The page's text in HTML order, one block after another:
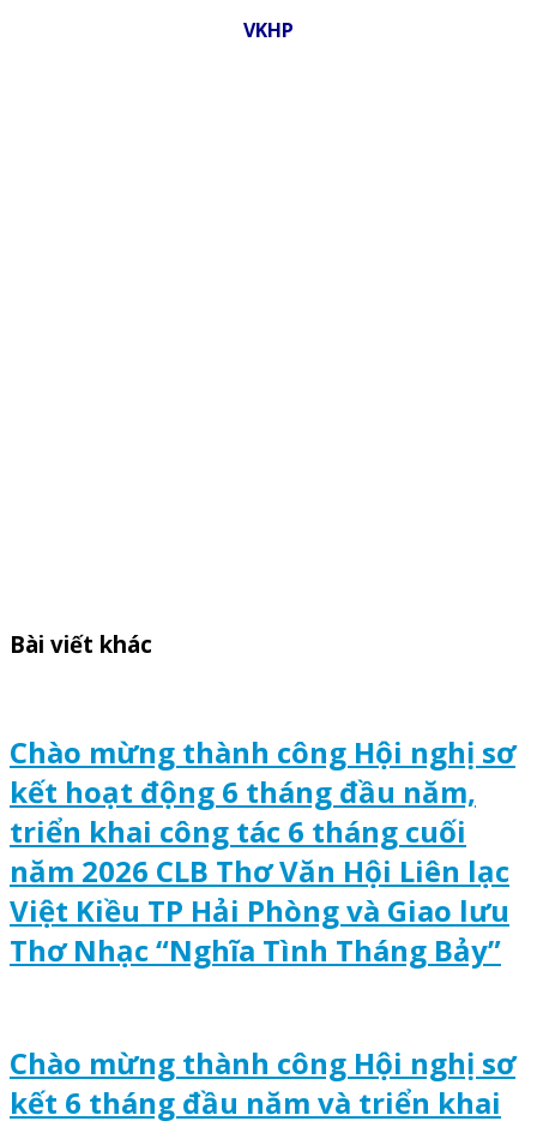
VKHP
Bài viết khác
Chào mừng thành công Hội nghị sơ
kết hoạt động 6 tháng đầu năm,
triển khai công tác 6 tháng cuối
năm 2026 CLB Thơ Văn Hội Liên lạc
Việt Kiều TP Hải Phòng và Giao lưu
Thơ Nhạc “Nghĩa Tình Tháng Bảy”
Chào mừng thành công Hội nghị sơ
kết 6 tháng đầu năm và triển khai